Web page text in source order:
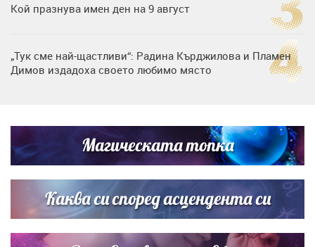
Кой празнува имен ден на 9 август
„Тук сме най-щастливи“: Радина Кърджилова и Пламен
Димов издадоха своето любимо място
Братя Аргирови я изненадаха с песен
Магическата топка
Каква си според асцендента си